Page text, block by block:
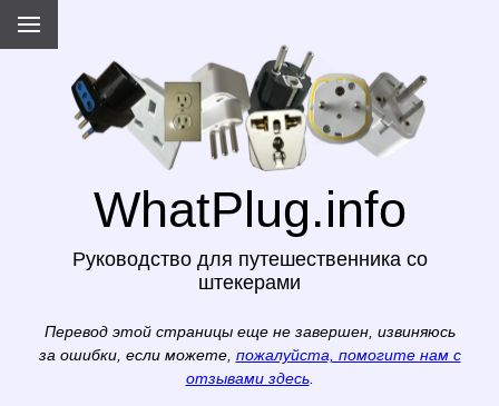
WhatPlug.info
Руководство для путешественника со
штекерами
Перевод этой страницы еще не завершен, извиняюсь
за ошибки, если можете, пожалуйста, помогите нам с
отзывами здесь.